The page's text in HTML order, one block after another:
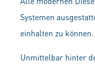
Systemen
einhalten zu können.
Unmittelbar hinter